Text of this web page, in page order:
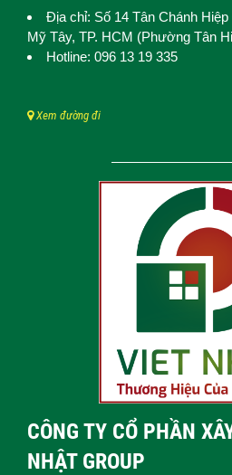
Địa chỉ: Số 14 Tân Chánh Hiệp
Mỹ Tây, TP. HCM (Phường Tân
Hotline: 096 13 19 335
Xem đường đi
CÔNG TY CỔ PHẦN
NHẬT GROUP